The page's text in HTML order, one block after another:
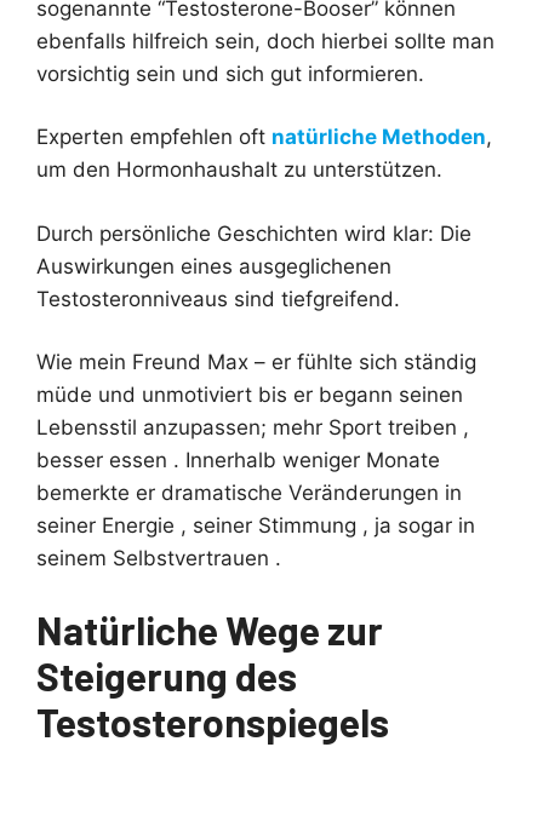
sogenannte “Testosterone-Booser” können
ebenfalls hilfreich sein, doch hierbei sollte man
vorsichtig sein und sich gut informieren.
Experten empfehlen oft natürliche Methoden,
um den Hormonhaushalt zu unterstützen.
Durch persönliche Geschichten wird klar: Die
Auswirkungen eines ausgeglichenen
Testosteronniveaus sind tiefgreifend.
Wie mein Freund Max – er fühlte sich ständig
müde und unmotiviert bis er begann seinen
Lebensstil anzupassen; mehr Sport treiben ,
besser essen . Innerhalb weniger Monate
bemerkte er dramatische Veränderungen in
seiner Energie , seiner Stimmung , ja sogar in
seinem Selbstvertrauen .
Natürliche Wege zur
Steigerung des
Testosteronspiegels